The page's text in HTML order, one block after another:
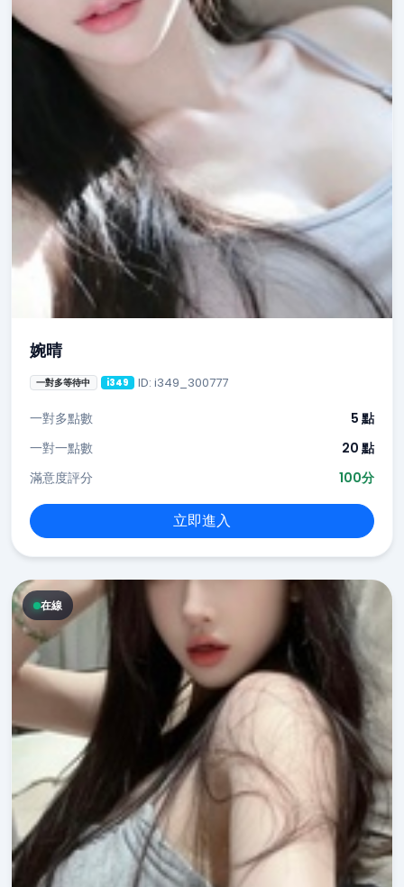
婉晴
一對多等待中 i349 ID: i349_300777
一對多點數
5 點
一對一點數
20 點
滿意度評分
100分
立即進入
在線